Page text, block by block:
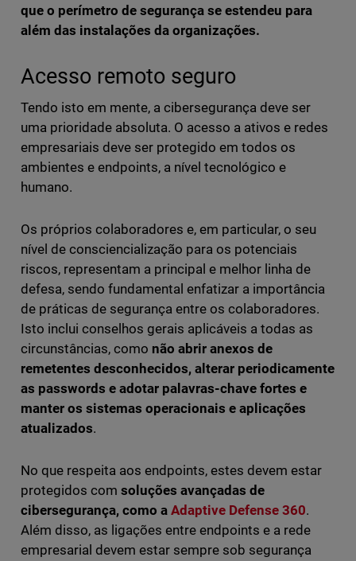
que o perímetro de segurança se estendeu para
além das instalações da organizações.
Acesso remoto seguro
Tendo isto em mente, a cibersegurança deve ser
uma prioridade absoluta. O acesso a ativos e redes
empresariais deve ser protegido em todos os
ambientes e endpoints, a nível tecnológico e
humano.
Os próprios colaboradores e, em particular, o seu
nível de consciencialização para os potenciais
riscos, representam a principal e melhor linha de
defesa, sendo fundamental enfatizar a importância
de práticas de segurança entre os colaboradores.
Isto inclui conselhos gerais aplicáveis a todas as
circunstâncias, como não abrir anexos de
remetentes desconhecidos, alterar periodicamente
as passwords e adotar palavras-chave fortes e
manter os sistemas operacionais e aplicações
atualizados.
No que respeita aos endpoints, estes devem estar
protegidos com soluções avançadas de
cibersegurança, como a Adaptive Defense 360.
Além disso, as ligações entre endpoints e a rede
empresarial devem estar sempre sob segurança